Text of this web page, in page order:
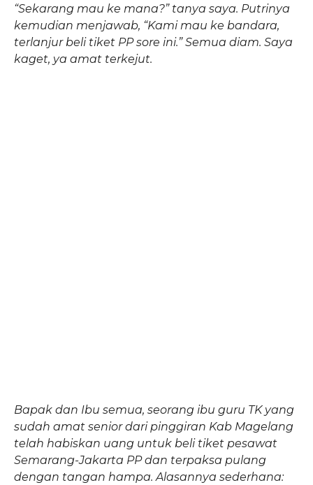
“Sekarang mau ke mana?” tanya saya. Putrinya
kemudian menjawab, “Kami mau ke bandara,
terlanjur beli tiket PP sore ini.” Semua diam. Saya
kaget, ya amat terkejut.
Bapak dan Ibu semua, seorang ibu guru TK yang
sudah amat senior dari pinggiran Kab Magelang
telah habiskan uang untuk beli tiket pesawat
Semarang-Jakarta PP dan terpaksa pulang
dengan tangan hampa. Alasannya sederhana: